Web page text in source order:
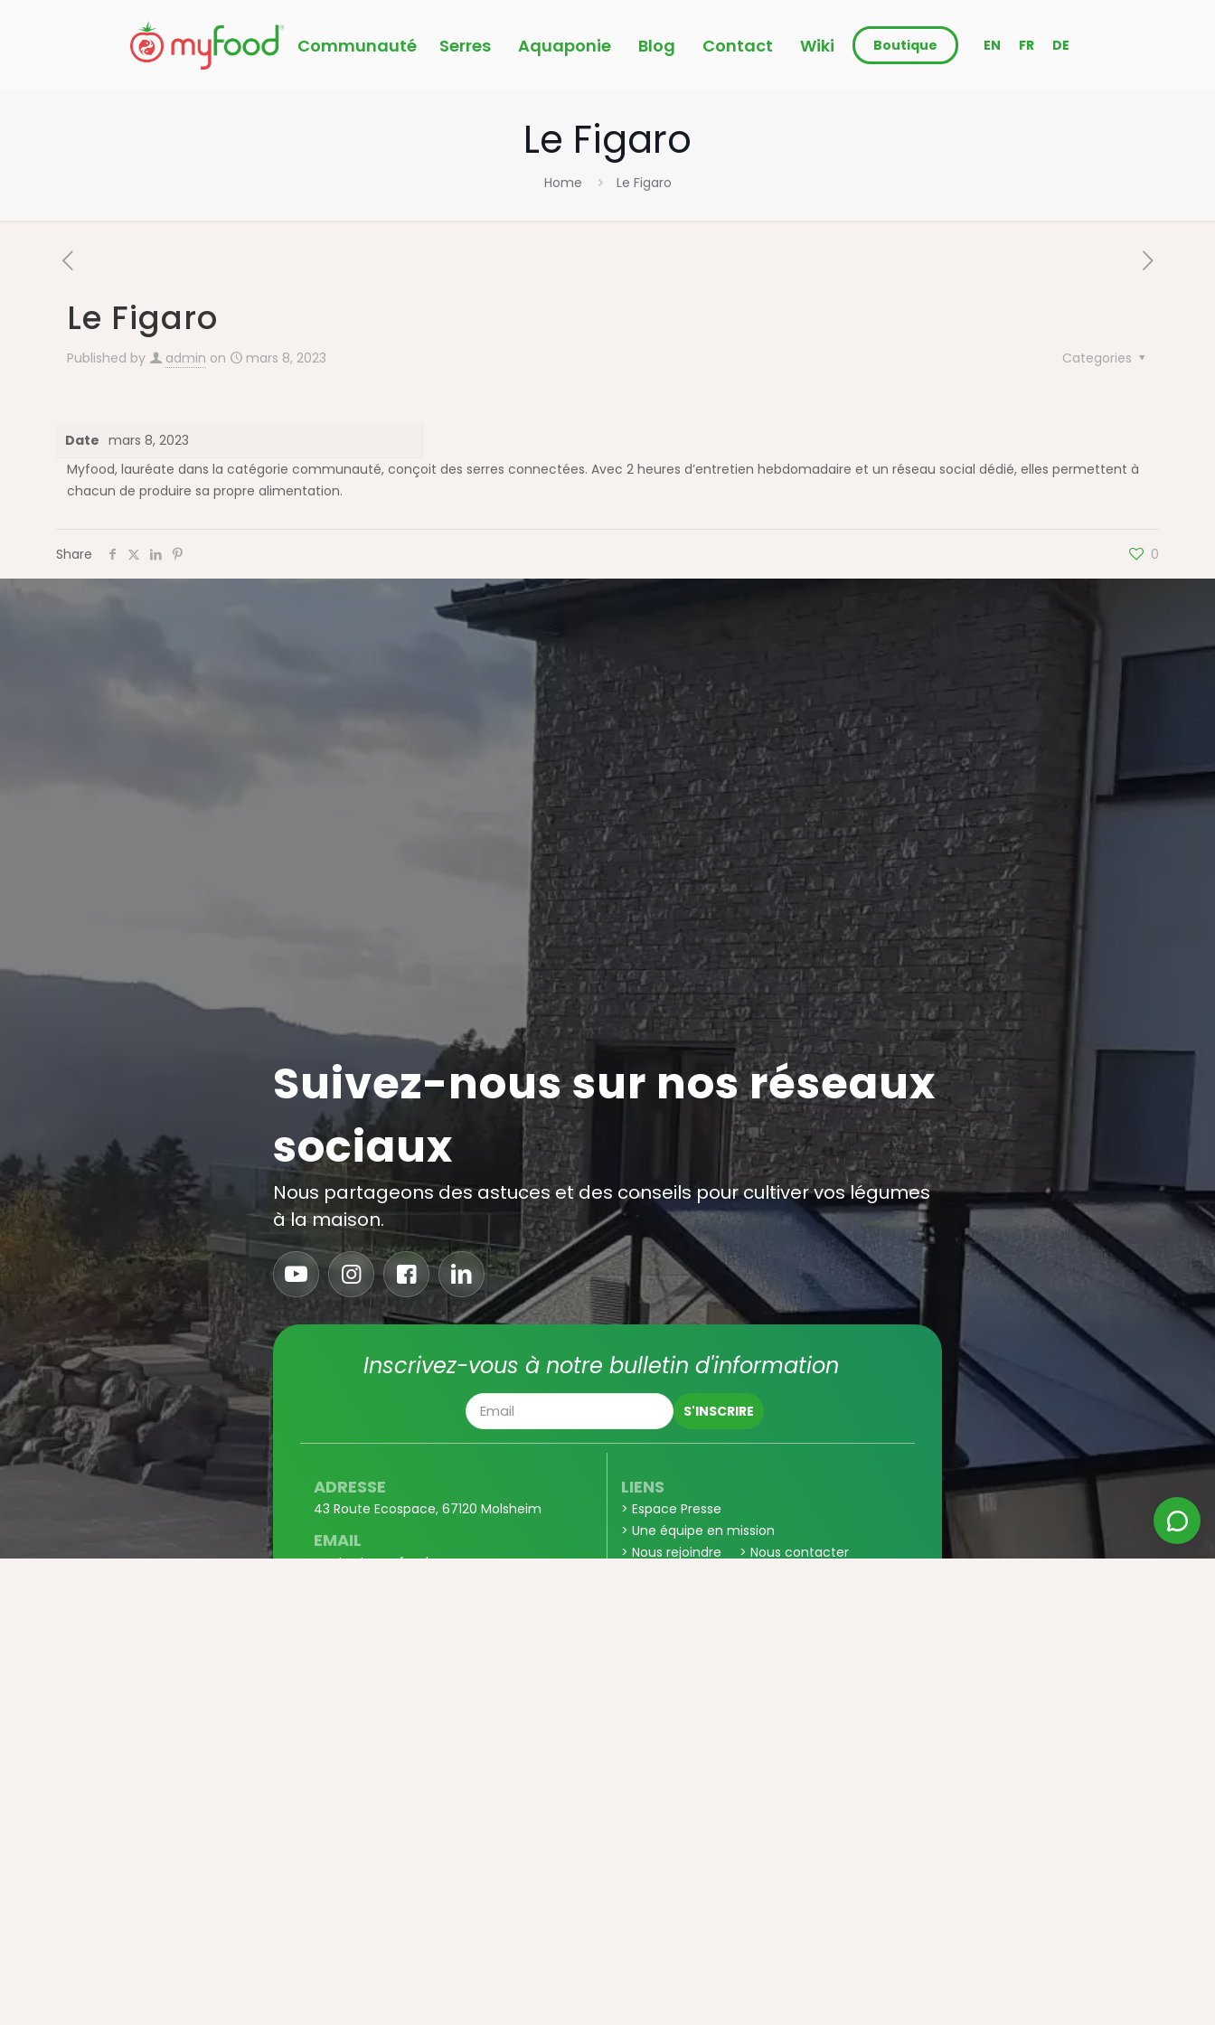
Communauté Serres Aquaponie Blog Contact Wiki Boutique EN FR DE
Le Figaro
Home Le Figaro
Le Figaro
Published by admin on mars 8, 2023 Categories
Date mars 8, 2023
Myfood, lauréate dans la catégorie communauté, conçoit des serres connectées. Avec 2 heures d’entretien hebdomadaire et un réseau social dédié, elles permettent à
chacun de produire sa propre alimentation.
Share 0
Suivez-nous sur nos réseaux
sociaux
Nous partageons des astuces et des conseils pour cultiver vos légumes
à la maison.
Inscrivez-vous à notre bulletin d'information
ADRESSE
43 Route Ecospace, 67120 Molsheim
EMAIL
contact@myfood.eu
LIENS
> Espace Presse
> Une équipe en mission
> Nous rejoindre
> Nous contacter